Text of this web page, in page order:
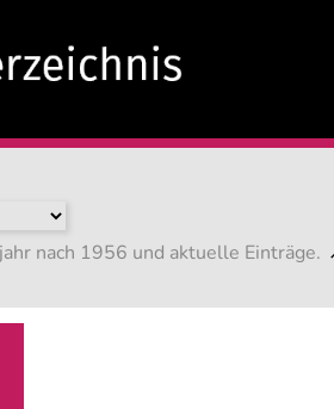
nach 1956 und aktuelle Einträge.